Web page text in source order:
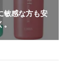
敏感な方も安